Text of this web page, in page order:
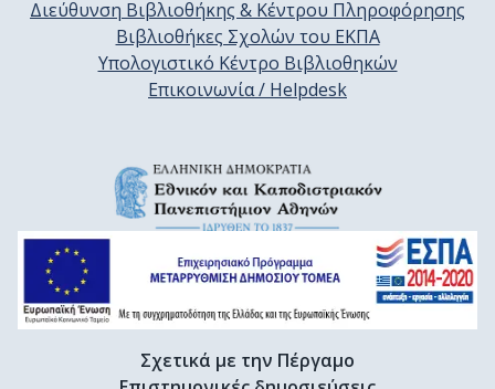
Διεύθυνση Βιβλιοθήκης & Κέντρου Πληροφόρησης
Βιβλιοθήκες Σχολών του ΕΚΠΑ
Υπολογιστικό Κέντρο Βιβλιοθηκών
Επικοινωνία / Helpdesk
Σχετικά με την Πέργαμο